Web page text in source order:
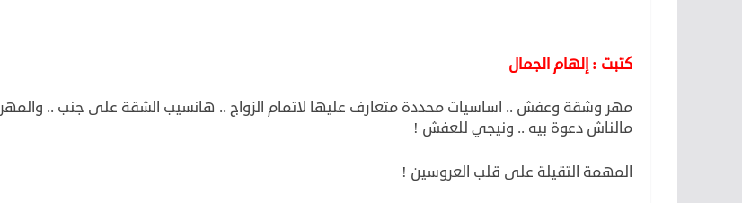
كتبت : إلهام الجمال
مهر وشقة وعفش .. اساسيات محددة متعارف عليها لاتمام الزواج .. هانسيب الشقة على جنب .. والمهر
مالناش دعوة بيه .. ونيجي للعفش !
المهمة التقيلة على قلب العروسين !